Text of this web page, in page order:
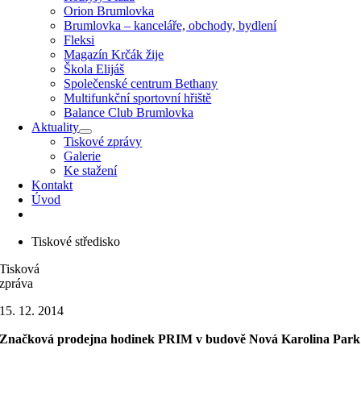
Orion Brumlovka
Brumlovka – kanceláře, obchody, bydlení
Fleksi
Magazín Krčák žije
Škola Elijáš
Společenské centrum Bethany
Multifunkční sportovní hřiště
Balance Club Brumlovka
Aktuality
Tiskové zprávy
Galerie
Ke stažení
Kontakt
Úvod
Tiskové středisko
Tisková
zpráva
15. 12. 2014
Značková prodejna hodinek PRIM v budově Nová Karolina Park